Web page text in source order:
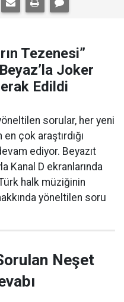
Tezenesi”
Joker
Edildi
sorular, her yeni
çok araştırdığı
ediyor. Beyazıt
Kanal D ekranlarında
halk müziğinin
yöneltilen soru
Neşet